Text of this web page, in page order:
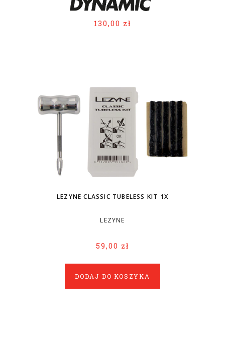
130,00 zł
LEZYNE CLASSIC TUBELESS KIT 1X
LEZYNE
59,00 zł
DODAJ DO KOSZYKA